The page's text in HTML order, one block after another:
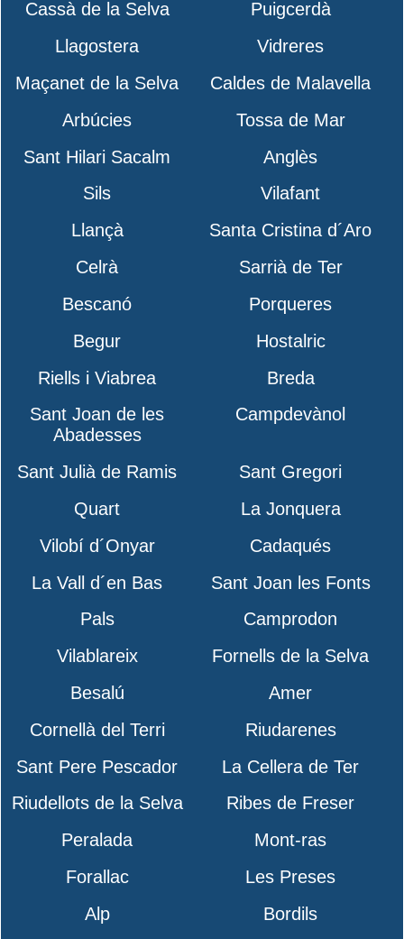
Cassà de la Selva
Puigcerdà
Llagostera
Vidreres
Maçanet de la Selva
Caldes de Malavella
Arbúcies
Tossa de Mar
Sant Hilari Sacalm
Anglès
Sils
Vilafant
Llançà
Santa Cristina d´Aro
Celrà
Sarrià de Ter
Bescanó
Porqueres
Begur
Hostalric
Riells i Viabrea
Breda
Sant Joan de les
Abadesses
Campdevànol
Sant Julià de Ramis
Sant Gregori
Quart
La Jonquera
Vilobí d´Onyar
Cadaqués
La Vall d´en Bas
Sant Joan les Fonts
Pals
Camprodon
Vilablareix
Fornells de la Selva
Besalú
Amer
Cornellà del Terri
Riudarenes
Sant Pere Pescador
La Cellera de Ter
Riudellots de la Selva
Ribes de Freser
Peralada
Mont-ras
Forallac
Les Preses
Alp
Bordils